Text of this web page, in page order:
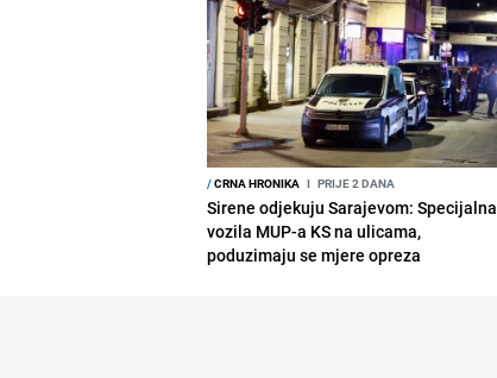
/CRNA HRONIKA I PRIJE 2 DANA
Sirene odjekuju Sarajevom: Specijalna
vozila MUP-a KS na ulicama,
poduzimaju se mjere opreza